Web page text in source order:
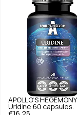
APOLLO'S HEGEMONY
Uridine 60 capsules.
€16,25